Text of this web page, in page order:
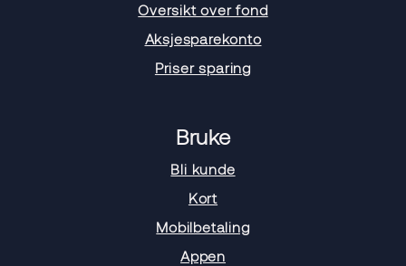
Oversikt over fond
Aksjesparekonto
Priser sparing
Bruke
Bli kunde
Kort
Mobilbetaling
Appen